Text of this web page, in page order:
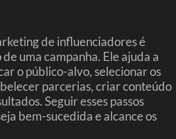
de influenciadores é
uma campanha. Ele ajuda a
o público-alvo, selecionar os
parcerias, criar conteúdo
Seguir esses passos
bem-sucedida e alcance os